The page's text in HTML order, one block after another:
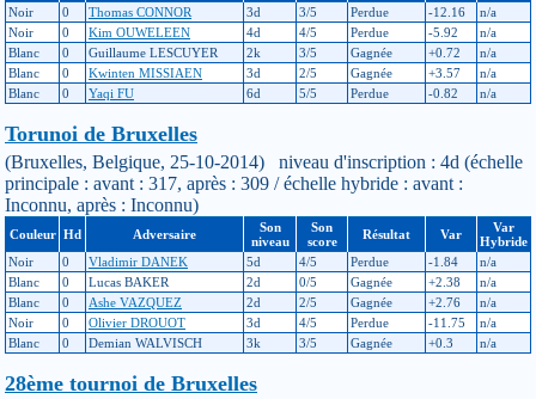
Noir
0 Thomas CONNOR 3d 3/5 Perdue -12.16
n/a
Noir
0 Kim OUWELEEN 4d 4/5 Perdue -5.92
n/a
Blanc
0 Guillaume LESCUYER 2k 3/5 Gagnée +0.72
n/a
Blanc
0 Kwinten MISSIAEN 3d 2/5 Gagnée +3.57
n/a
Blanc
0 Yaqi FU 6d 5/5 Perdue -0.82 n/a
Torunoi de Bruxelles
(Bruxelles, Belgique, 25-10-2014) niveau d'inscription : 4d (échelle
principale : avant : 317, après : 309 / échelle hybride : avant :
Inconnu, après : Inconnu)
Couleur Hd Adversaire
Son
niveau
Son
score
Résultat Var
Var
Hybride
Noir
0 Vladimir DANEK 5d 4/5 Perdue -1.84
n/a
Blanc
0 Lucas BAKER 2d 0/5 Gagnée +2.38
n/a
Blanc
0 Ashe VAZQUEZ 2d 2/5 Gagnée +2.76
n/a
Noir
0 Olivier DROUOT 3d 4/5 Perdue -11.75
n/a
Blanc
0 Demian WALVISCH 3k 3/5 Gagnée +0.3 n/a
28ème tournoi de Bruxelles